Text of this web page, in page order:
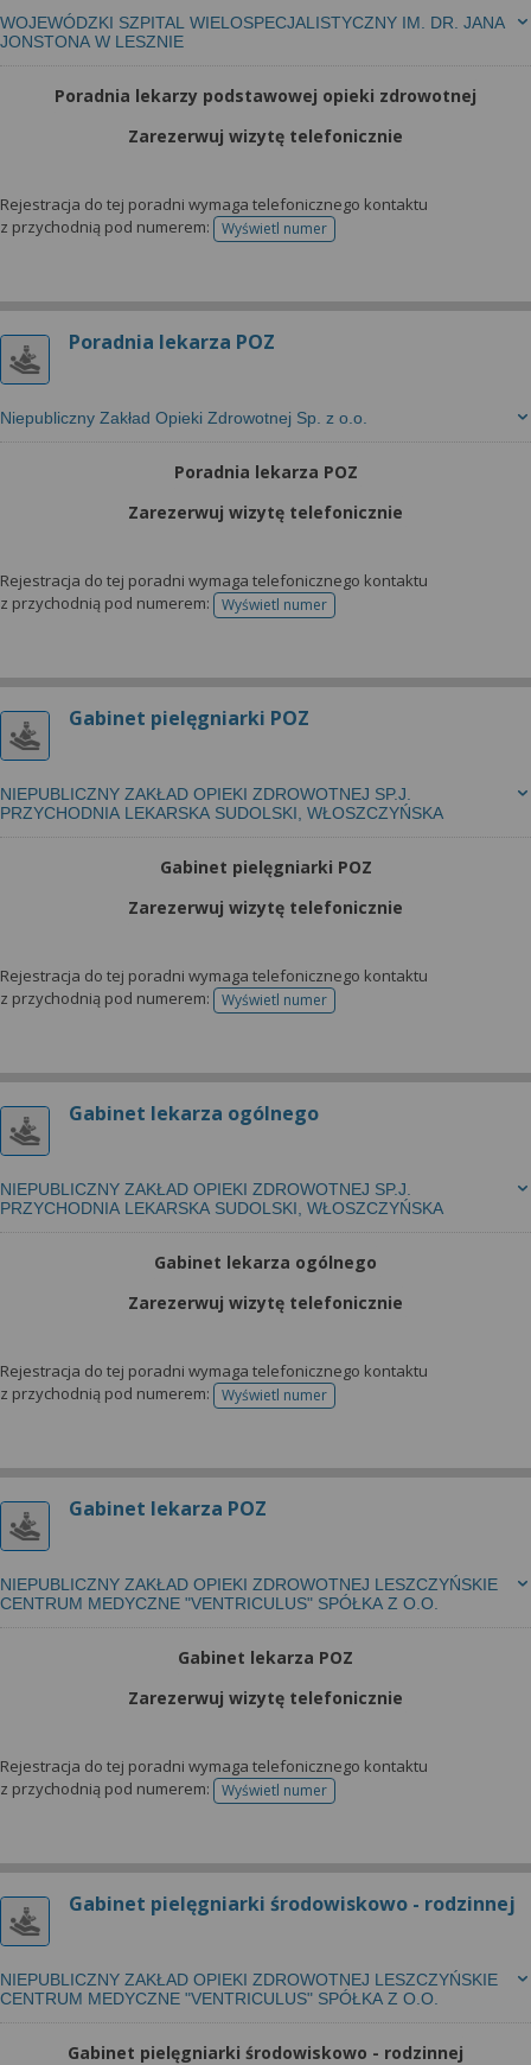
WOJEWÓDZKI SZPITAL WIELOSPECJALISTYCZNY IM. DR. JANA
JONSTONA W LESZNIE
Poradnia lekarzy podstawowej opieki zdrowotnej
Zarezerwuj wizytę telefonicznie
Rejestracja do tej poradni wymaga telefonicznego kontaktu
z przychodnią pod numerem:
Wyświetl numertelefonu do rejestracji
Poradnia lekarza POZ
Niepubliczny Zakład Opieki Zdrowotnej Sp. z o.o.
Poradnia lekarza POZ
Zarezerwuj wizytę telefonicznie
Rejestracja do tej poradni wymaga telefonicznego kontaktu
z przychodnią pod numerem:
Wyświetl numertelefonu do rejestracji
Gabinet pielęgniarki POZ
NIEPUBLICZNY ZAKŁAD OPIEKI ZDROWOTNEJ SP.J.
PRZYCHODNIA LEKARSKA SUDOLSKI, WŁOSZCZYŃSKA
Gabinet pielęgniarki POZ
Zarezerwuj wizytę telefonicznie
Rejestracja do tej poradni wymaga telefonicznego kontaktu
z przychodnią pod numerem:
Wyświetl numertelefonu do rejestracji
Gabinet lekarza ogólnego
NIEPUBLICZNY ZAKŁAD OPIEKI ZDROWOTNEJ SP.J.
PRZYCHODNIA LEKARSKA SUDOLSKI, WŁOSZCZYŃSKA
Gabinet lekarza ogólnego
Zarezerwuj wizytę telefonicznie
Rejestracja do tej poradni wymaga telefonicznego kontaktu
z przychodnią pod numerem:
Wyświetl numertelefonu do rejestracji
Gabinet lekarza POZ
NIEPUBLICZNY ZAKŁAD OPIEKI ZDROWOTNEJ LESZCZYŃSKIE
CENTRUM MEDYCZNE "VENTRICULUS" SPÓŁKA Z O.O.
Gabinet lekarza POZ
Zarezerwuj wizytę telefonicznie
Rejestracja do tej poradni wymaga telefonicznego kontaktu
z przychodnią pod numerem:
Wyświetl numertelefonu do rejestracji
Gabinet pielęgniarki środowiskowo - rodzinnej
NIEPUBLICZNY ZAKŁAD OPIEKI ZDROWOTNEJ LESZCZYŃSKIE
CENTRUM MEDYCZNE "VENTRICULUS" SPÓŁKA Z O.O.
Gabinet pielęgniarki środowiskowo - rodzinnej